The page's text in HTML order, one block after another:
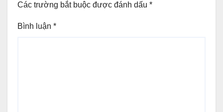
Các trường bắt buộc được đánh dấu *
Bình luận *